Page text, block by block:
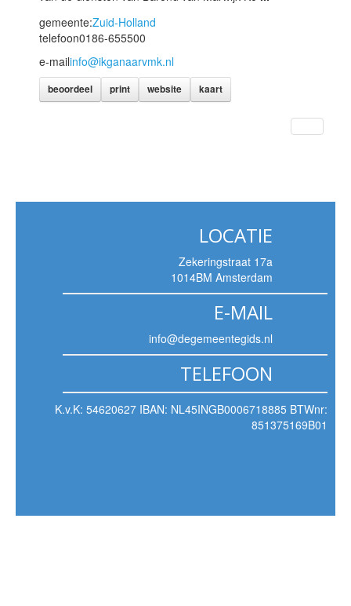
gemeente:Zuid-Holland
telefoon0186-655500
e-mailinfo@ikganaarvmk.nl
beoordeel print website kaart
LOCATIE
Zekeringstraat 17a
1014BM Amsterdam
E-MAIL
info@degemeentegids.nl
TELEFOON
K.v.K: 54620627 IBAN: NL45INGB0006718885 BTWnr:
851375169B01